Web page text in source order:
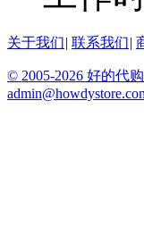
关于我们| 联系我们|
© 2005-2026 好的代